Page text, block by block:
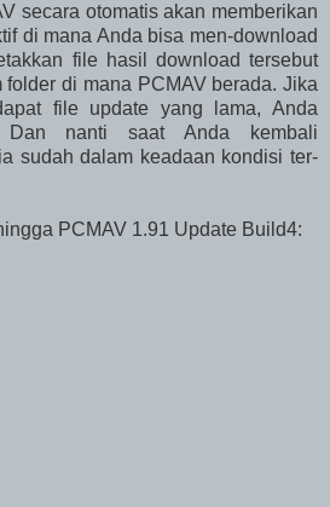
secara otomatis akan memberikan
di mana Anda bisa men-download
file hasil download tersebut
folder di mana PCMAV berada. Jika
file update yang lama, Anda
Dan nanti saat Anda kembali
sudah dalam keadaan kondisi ter-
PCMAV 1.91 Update Build4: